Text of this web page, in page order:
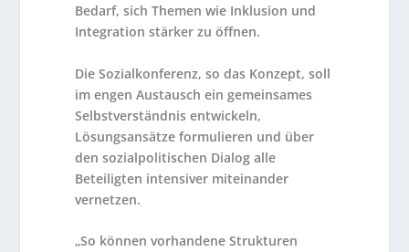
Bedarf, sich Themen wie Inklusion und
Integration stärker zu öffnen.
Die Sozialkonferenz, so das Konzept, soll
im engen Austausch ein gemeinsames
Selbstverständnis entwickeln,
Lösungsansätze formulieren und über
den sozialpolitischen Dialog alle
Beteiligten intensiver miteinander
vernetzen.
„So können vorhandene Strukturen